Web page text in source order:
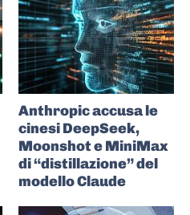
Anthropic accusa le
cinesi DeepSeek,
Moonshot e MiniMax
di “distillazione” del
modello Claude